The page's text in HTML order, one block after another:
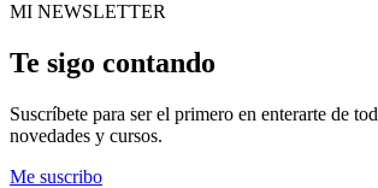
16,00€
14,00€
hasta
MI NEWSLETTER
Te sigo contando
Suscríbete para ser el primero en enterarte de
novedades y cursos.
Me suscribo